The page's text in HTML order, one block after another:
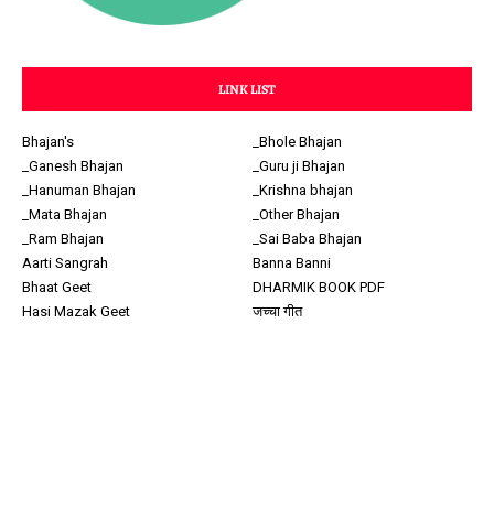
LINK LIST
Bhajan's
_Bhole Bhajan
_Ganesh Bhajan
_Guru ji Bhajan
_Hanuman Bhajan
_Krishna bhajan
_Mata Bhajan
_Other Bhajan
_Ram Bhajan
_Sai Baba Bhajan
Aarti Sangrah
Banna Banni
Bhaat Geet
DHARMIK BOOK PDF
Hasi Mazak Geet
जच्चा गीत